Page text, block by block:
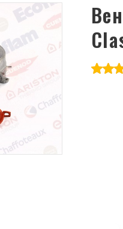
Вентилятор лев. Ariston